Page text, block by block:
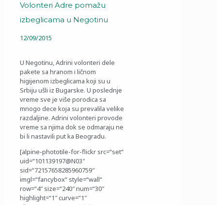
Volonteri Adre pomažu
izbeglicama u Negotinu
12/09/2015
U Negotinu, Adrini volonteri dele
pakete sa hranom i ličnom
higijenom izbeglicama koji su u
Srbiju ušli iz Bugarske. U poslednje
vreme sve je više porodica sa
mnogo dece koja su prevalila velike
razdaljine. Adrini volonteri provode
vreme sa njima dok se odmaraju ne
bi li nastavili put ka Beogradu.
[alpine-phototile-for-flickr src=“set“
uid=“101139197@N03″
sid=“72157658285960759″
imgl=“fancybox“ style=“wall“
row=“4″ size=“240″ num=“30″
highlight=“1″ curve=“1″